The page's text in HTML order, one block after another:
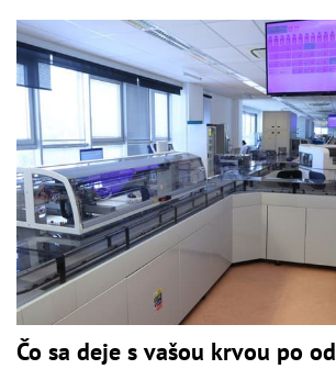
Čo sa deje s vašou krvou po